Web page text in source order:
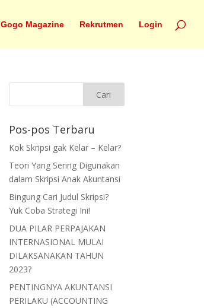
Gogo Magazine Rekrutmen Login
Pos-pos Terbaru
Kok Skripsi gak Kelar – Kelar?
Teori Yang Sering Digunakan
dalam Skripsi Anak Akuntansi
Bingung Cari Judul Skripsi?
Yuk Coba Strategi Ini!
DUA PILAR PERPAJAKAN
INTERNASIONAL MULAI
DILAKSANAKAN TAHUN
2023?
PENTINGNYA AKUNTANSI
PERILAKU (ACCOUNTING